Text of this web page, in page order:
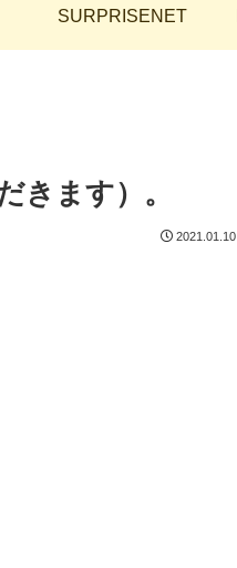
SURPRISENET
きます）。
2021.01.10